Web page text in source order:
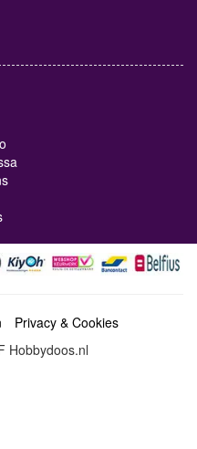
Privacy & Cookies
Hobbydoos.nl